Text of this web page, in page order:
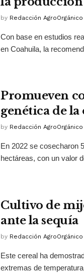
by Redacción AgroOrgánico
Con base en estudios
en Coahuila, la
Promueven
genética de
by Redacción AgroOrgánico
En 2022 se cosecharon
hectáreas, con un valor
Cultivo de
ante la sequía
by Redacción AgroOrgánico
Este cereal ha
extremas de